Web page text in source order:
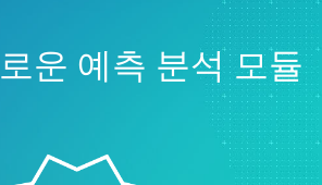
운 예측 분석 모듈